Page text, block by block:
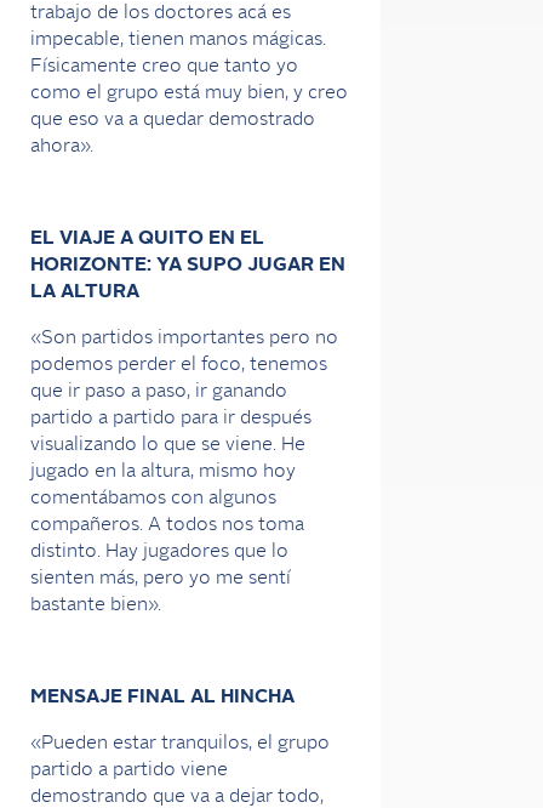
trabajo de los doctores acá es
impecable, tienen manos mágicas.
Físicamente creo que tanto yo
como el grupo está muy bien, y creo
que eso va a quedar demostrado
ahora».
EL VIAJE A QUITO EN EL
HORIZONTE: YA SUPO JUGAR EN
LA ALTURA
«Son partidos importantes pero no
podemos perder el foco, tenemos
que ir paso a paso, ir ganando
partido a partido para ir después
visualizando lo que se viene. He
jugado en la altura, mismo hoy
comentábamos con algunos
compañeros. A todos nos toma
distinto. Hay jugadores que lo
sienten más, pero yo me sentí
bastante bien».
MENSAJE FINAL AL HINCHA
«Pueden estar tranquilos, el grupo
partido a partido viene
demostrando que va a dejar todo,